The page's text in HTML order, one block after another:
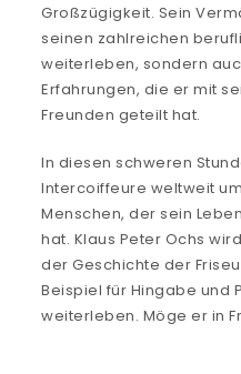
Großzügigkeit. Sein
seinen zahlreichen
weiterleben, sondern
Erfahrungen, die er mit
Freunden geteilt hat.
In diesen schweren
Intercoiffeure weltweit
Menschen, der sein
hat. Klaus Peter Ochs
der Geschichte der
Beispiel für Hingabe und
weiterleben. Möge er in